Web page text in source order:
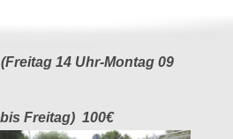
14 Uhr-Montag 09
Freitag) 100€